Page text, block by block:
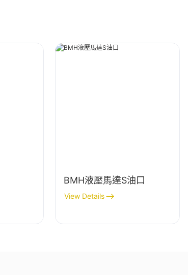
BMH液壓馬達S油口
View Details